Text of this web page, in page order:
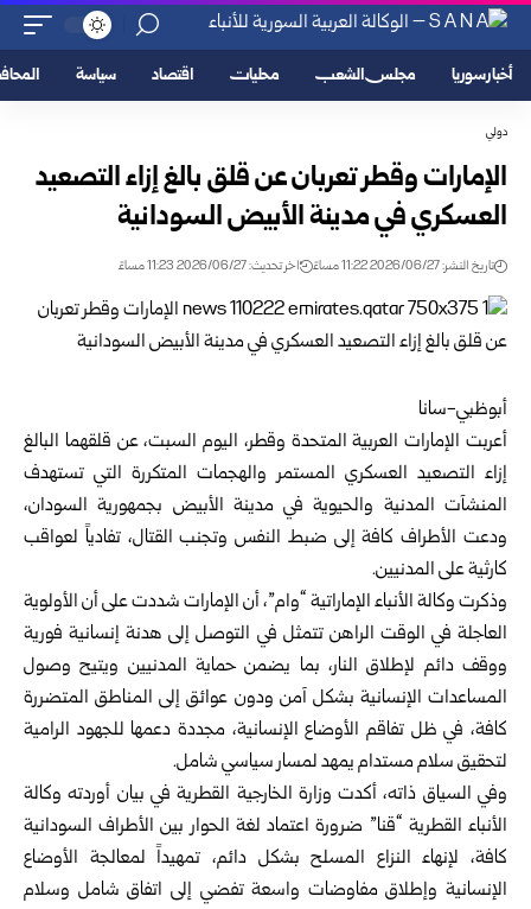
أخبار سوريا مجلس الشعب محليات اقتصاد سياسة
دولي
الإمارات وقطر تعربان عن قلق بالغ إزاء التصعيد
العسكري في مدينة الأبيض السودانية
تاريخ النشر: 2026/06/27 11:22 مساءً اخر تحديث: 2026/06/27 11:23 مساءً
أبوظبي-سانا
أعربت الإمارات العربية المتحدة وقطر، اليوم السبت، عن قلقهما البالغ
إزاء التصعيد العسكري المستمر والهجمات المتكررة التي تستهدف
المنشآت المدنية والحيوية في مدينة الأبيض بجمهورية السودان،
ودعت الأطراف كافة إلى ضبط النفس وتجنب القتال، تفادياً لعواقب
كارثية على المدنيين.
وذكرت وكالة الأنباء الإماراتية “وام”، أن الإمارات شددت على أن الأولوية
العاجلة في الوقت الراهن تتمثل في التوصل إلى هدنة إنسانية فورية
ووقف دائم لإطلاق النار، بما يضمن حماية المدنيين ويتيح وصول
المساعدات الإنسانية بشكل آمن ودون عوائق إلى المناطق المتضررة
كافة، في ظل تفاقم الأوضاع الإنسانية، مجددة دعمها للجهود الرامية
لتحقيق سلام مستدام يمهد لمسار سياسي شامل.
وفي السياق ذاته، أكدت وزارة الخارجية القطرية في بيان أوردته وكالة
الأنباء القطرية “قنا” ضرورة اعتماد لغة الحوار بين الأطراف السودانية
كافة، لإنهاء النزاع المسلح بشكل دائم، تمهيداً لمعالجة الأوضاع
الإنسانية وإطلاق مفاوضات واسعة تفضي إلى اتفاق شامل وسلام